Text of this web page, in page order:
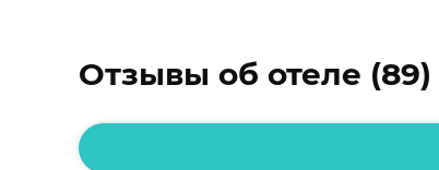
Отзывы об отеле (89)